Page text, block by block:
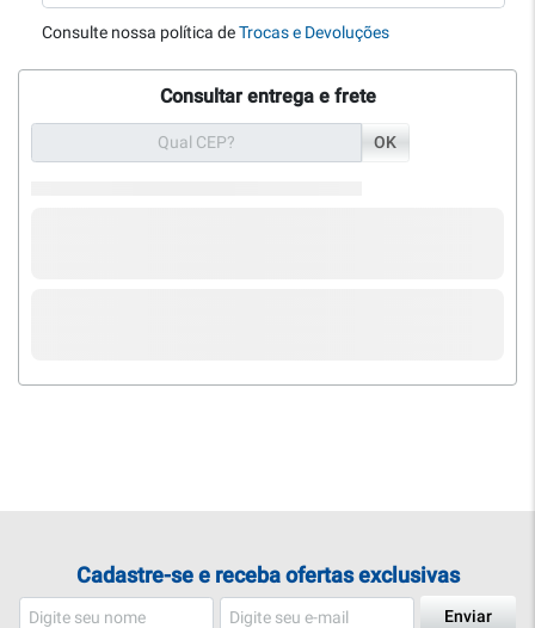
Consulte nossa política deTrocas e Devoluções
Consultar entrega e frete
OK
Cadastre-se e receba ofertas exclusivas
Enviar